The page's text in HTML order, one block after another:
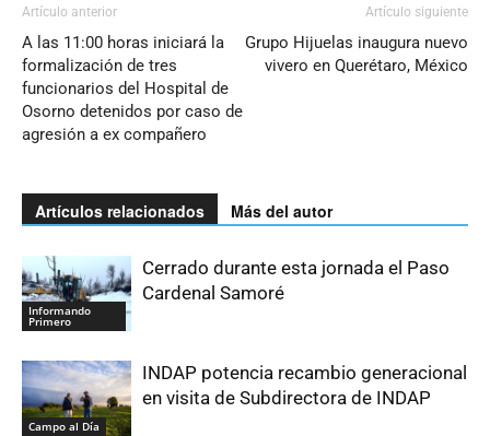
Artículo anterior
A las 11:00 horas iniciará la
formalización de tres
funcionarios del Hospital de
Osorno detenidos por caso de
agresión a ex compañero
Artículo siguiente
Grupo Hijuelas inaugura nuevo
vivero en Querétaro, México
Artículos relacionados Más del autor
Informando
Primero
Cerrado durante esta jornada el Paso
Cardenal Samoré
Campo al Día
INDAP potencia recambio generacional
en visita de Subdirectora de INDAP